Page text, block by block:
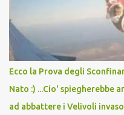
l'articolo per NON
Ecco la Prova degli
Nato :) ...Cio' spiegherebbe
ad abbattere i Velivoli